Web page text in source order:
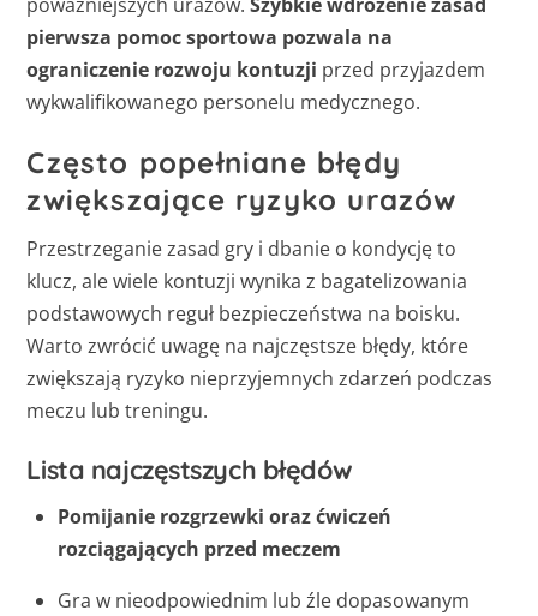
pierwsza pomoc sportowa pozwala na
ograniczenie rozwoju kontuzji przed przyjazdem
wykwalifikowanego personelu medycznego.
Często popełniane błędy
zwiększające ryzyko urazów
Przestrzeganie zasad gry i dbanie o kondycję to
klucz, ale wiele kontuzji wynika z bagatelizowania
podstawowych reguł bezpieczeństwa na boisku.
Warto zwrócić uwagę na najczęstsze błędy, które
zwiększają ryzyko nieprzyjemnych zdarzeń podczas
meczu lub treningu.
Lista najczęstszych błędów
Pomijanie rozgrzewki oraz ćwiczeń
rozciągających przed meczem
Gra w nieodpowiednim lub źle dopasowanym